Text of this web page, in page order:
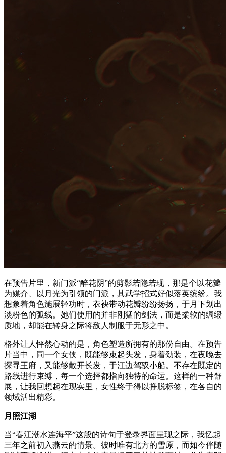
在预告片里，新门派“醉花阴”的剪影若隐若现，那是个以花瓣
为媒介、以月光为引领的门派，其武学招式好似落英缤纷。我
想象着角色施展轻功时，衣袂带动花瓣纷纷扬扬，于月下划出
淡粉色的弧线。她们使用的并非刚猛的剑法，而是柔软的绸缎
质地，却能在转身之际将敌人制服于无形之中。
格外让人怦然心动的是，角色塑造所拥有的那份自由。在预告
片当中，同一个女侠，既能够束起头发，身着劲装，在夜晚去
探寻王府，又能够散开长发，于江边驾驭小船。不存在既定的
路线进行束缚，每一个选择都指向独特的命运。这样的一种舒
展，让我回想起在现实里，女性终于得以挣脱标签，在各自的
领域活出精彩。
月照江湖
当“春江潮水连海平”这般的诗句于登录界面呈现之际，我忆起
三年之前初入燕云的情景。彼时唯有北方的雪原，而如今伴随